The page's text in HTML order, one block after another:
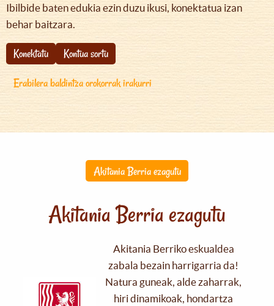
Ibilbide baten edukia ezin duzu ikusi, konektatua izan
behar baitzara.
Konektatu
Kontua sortu
Erabilera baldintza orokorrak irakurri
Akitania Berria ezagutu
Akitania Berria ezagutu
Akitania Berriko eskualdea
zabala bezain harrigarria da!
Natura guneak, alde zaharrak,
hiri dinamikoak, hondartza